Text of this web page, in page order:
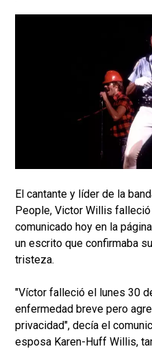
El cantante y líder de la
People, Victor Willis
comunicado hoy en la
un escrito que confirmaba
tristeza.
"Víctor falleció el lunes 30
enfermedad breve pero
privacidad", decía el
esposa Karen-Huff Willis,